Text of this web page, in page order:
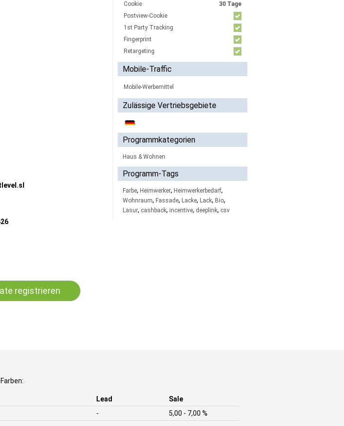
Cookie
30 Tage
Postview-Cookie
1st Party Tracking
Fingerprint
Retargeting
Mobile-Traffic
Mobile-Werbemittel
Zulässige Vertriebsgebiete
Programmkategorien
Haus & Wohnen
Programm-Tags
Farbe, Heimwerker, Heimwerkerbedarf,
Wohnraum, Fassade, Lacke, Lack, Bio,
Lasur, cashback, incentive, deeplink, csv
registrieren
Lead
Sale
- 5,00 - 7,00 %